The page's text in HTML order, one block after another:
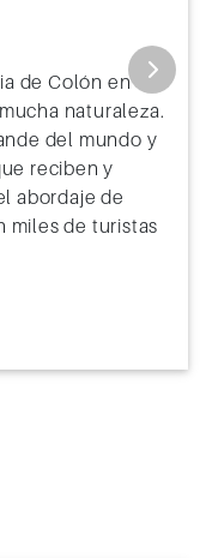
de Colón en
naturaleza.
del mundo y
reciben y
abordaje de
miles de turistas